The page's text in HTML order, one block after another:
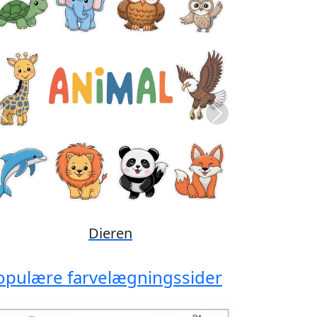
Disney
Previous Next
farvelægningssider